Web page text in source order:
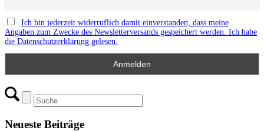
Ich bin jederzeit widerruflich damit einverstanden, dass meine
Angaben zum Zwecke des Newsletterversands gespeichert werden. Ich habe
die Datenschutzerklärung gelesen.
Neueste Beiträge